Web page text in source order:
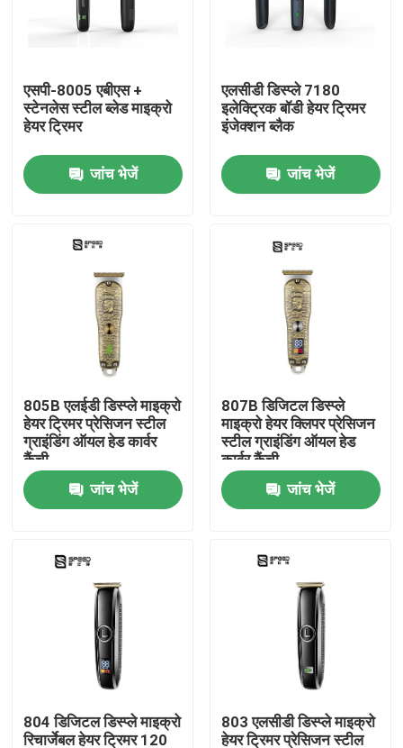
वीआर दिखाएँ
हमारे बारे में
फैक्टरी यात्रा
गुणवत्ता नियंत्रण
समाचार
एक बोली का अनुरोध
पेशेवर हेयर क्लिपर
रिचार्जेबल हेयर क्लिपर
एसपी-8005 एबीएस +
स्टेनलेस स्टील ब्लेड माइक्रो
हेयर ट्रिमर
जांच भेजें
एलसीडी डिस्प्ले 7180
इलेक्ट्रिक बॉडी हेयर ट्रिमर
इंजेक्शन ब्लैक
जांच भेजें
805B एलईडी डिस्प्ले माइक्रो
हेयर ट्रिमर प्रेसिजन स्टील
ग्राइंडिंग ऑयल हेड कार्वर
कैंची
जांच भेजें
807B डिजिटल डिस्प्ले
माइक्रो हेयर क्लिपर प्रेसिजन
स्टील ग्राइंडिंग ऑयल हेड
कार्वर कैंची
जांच भेजें
804 डिजिटल डिस्प्ले माइक्रो
रिचार्जेबल हेयर ट्रिमर 120
803 एलसीडी डिस्प्ले माइक्रो
हेयर ट्रिमर प्रेसिजन स्टील